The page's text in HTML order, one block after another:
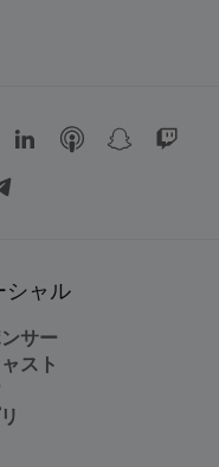
シャル
サー
スト